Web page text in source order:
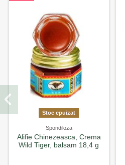
Stoc epuizat
Spondiloza
Alifie Chinezeasca, Crema
Wild Tiger, balsam 18,4 g